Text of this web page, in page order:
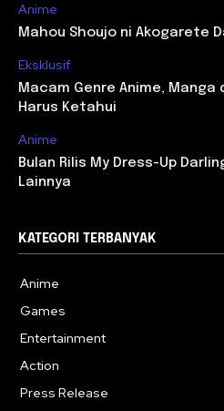
Anime
Mahou Shoujo ni Akogarete
Eksklusif
Macam Genre Anime, Manga
Harus Ketahui
Anime
Bulan Rilis My Dress-Up
Lainnya
KATEGORI TERBANYAK
Anime
Games
Entertainment
Action
Press Release